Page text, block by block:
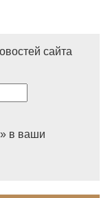
сайта
в ваши